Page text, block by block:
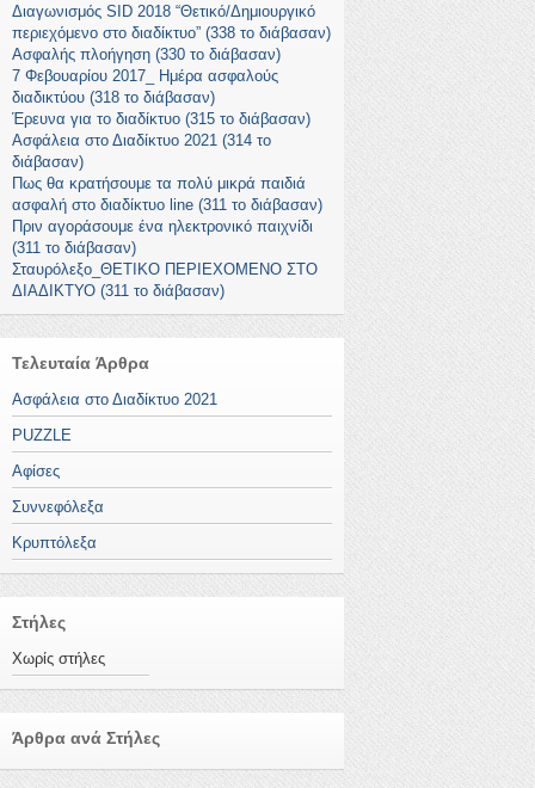
Διαγωνισμός SID 2018 “Θετικό/Δημιουργικό
περιεχόμενο στο διαδίκτυο” (338 το διάβασαν)
Ασφαλής πλοήγηση (330 το διάβασαν)
7 Φεβουαρίου 2017_ Ημέρα ασφαλούς
διαδικτύου (318 το διάβασαν)
Έρευνα για το διαδίκτυο (315 το διάβασαν)
Ασφάλεια στο Διαδίκτυο 2021 (314 το
διάβασαν)
Πως θα κρατήσουμε τα πολύ μικρά παιδιά
ασφαλή στο διαδίκτυο line (311 το διάβασαν)
Πριν αγοράσουμε ένα ηλεκτρονικό παιχνίδι
(311 το διάβασαν)
Σταυρόλεξο_ΘΕΤΙΚΟ ΠΕΡΙΕΧΟΜΕΝΟ ΣΤΟ
ΔΙΑΔΙΚΤΥΟ (311 το διάβασαν)
Τελευταία Άρθρα
Ασφάλεια στο Διαδίκτυο 2021
PUZZLE
Αφίσες
Συννεφόλεξα
Κρυπτόλεξα
Στήλες
Χωρίς στήλες
Άρθρα ανά Στήλες